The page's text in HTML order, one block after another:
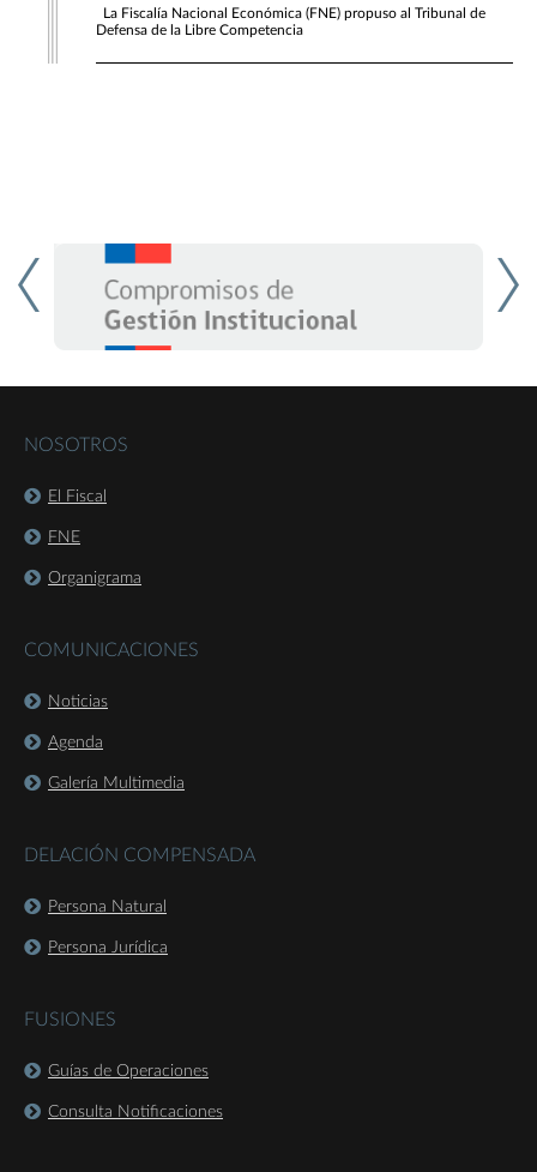
La Fiscalía Nacional Económica (FNE) propuso al Tribunal de
Defensa de la Libre Competencia
NOSOTROS
El Fiscal
FNE
Organigrama
COMUNICACIONES
Noticias
Agenda
Galería Multimedia
DELACIÓN COMPENSADA
Persona Natural
Persona Jurídica
FUSIONES
Guías de Operaciones
Consulta Notificaciones